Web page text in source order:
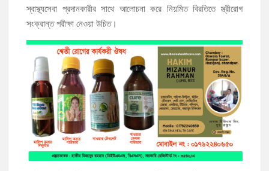
স্বাস্থ্যসেবা প্রদানকারীর সাথে আলোচনা করে নিয়মিত বিরতিতে স্ত্রীরোগ
সংক্রান্ত পরীক্ষা নেওয়া উচিত।